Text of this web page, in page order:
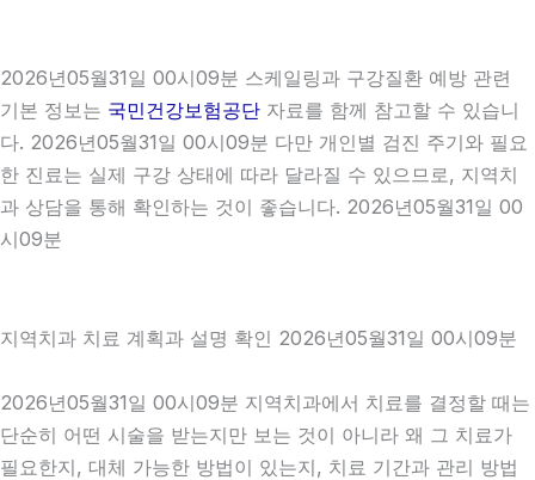
2026년05월31일 00시09분 스케일링과 구강질환 예방 관련
기본 정보는 국민건강보험공단 자료를 함께 참고할 수 있습니
다. 2026년05월31일 00시09분 다만 개인별 검진 주기와 필요
한 진료는 실제 구강 상태에 따라 달라질 수 있으므로, 지역치
과 상담을 통해 확인하는 것이 좋습니다. 2026년05월31일 00
시09분
지역치과 치료 계획과 설명 확인 2026년05월31일 00시09분
2026년05월31일 00시09분 지역치과에서 치료를 결정할 때는
단순히 어떤 시술을 받는지만 보는 것이 아니라 왜 그 치료가
필요한지, 대체 가능한 방법이 있는지, 치료 기간과 관리 방법